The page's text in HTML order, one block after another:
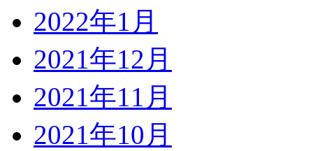
2022年1月
2021年12月
2021年11月
2021年10月